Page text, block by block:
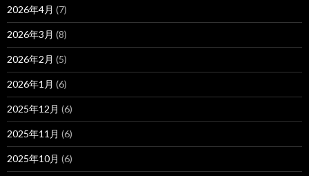
2026年4月 (7)
2026年3月 (8)
2026年2月 (5)
2026年1月 (6)
2025年12月 (6)
2025年11月 (6)
2025年10月 (6)